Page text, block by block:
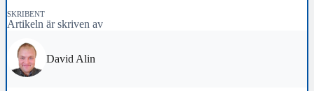
SKRIBENT
Artikeln är skriven av
David Alin